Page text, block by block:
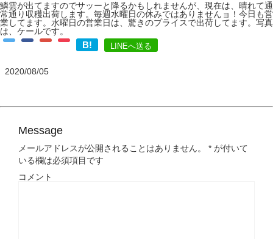
鱗雲が出てますのでサッーと降るかもしれませんが、現在は、晴れて通
常通り収穫出荷します。毎週水曜日の休みではありませんョ！今日も営
業してます。水曜日の営業日は、驚きのプライスで出荷してます。写真
は、ケールです。
B! LINEへ送る
2020/08/05
Message
メールアドレスが公開されることはありません。 * が付いて
いる欄は必須項目です
コメント